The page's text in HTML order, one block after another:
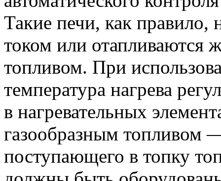
Такие печи, как правило,
током или отапливаются
топливом. При
температура нагрева
в нагревательных
газообразным топливом
поступающего в топку